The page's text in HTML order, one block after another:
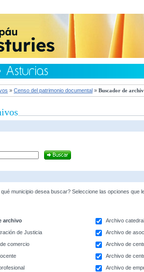
» Censo del patrimonio documental » Buscador de
municipio desea buscar? Seleccione las opciones que
archivo
Archivo
de Justicia
Archivo de
comercio
Archivo de
Archivo de
Archivo de